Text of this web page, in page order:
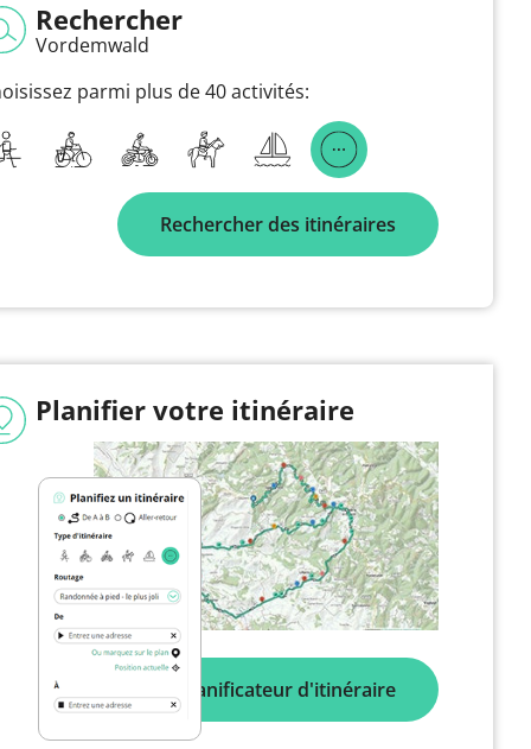
Rechercher
Vordemwald
parmi plus de 40 activités:
Rechercher des itinéraires
Planifier votre itinéraire
Planificateur d'itinéraire